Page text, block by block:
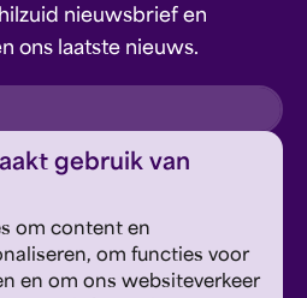
gebruik van
om content en
om functies voor
en om ons websiteverkeer
nieuwsbrief en
ons laatste nieuws.
en Servicevoorwaarden
ons!